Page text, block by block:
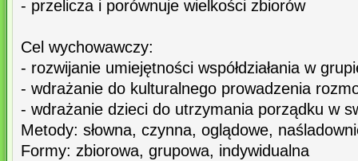
- przelicza i porównuje wielkości zbiorów
Cel wychowawczy:
- rozwijanie umiejętności współdziałania w
- wdrażanie do kulturalnego prowadzenia
- wdrażanie dzieci do utrzymania porządku w
Metody: słowna, czynna, oglądowe,
Formy: zbiorowa, grupowa, indywidualna